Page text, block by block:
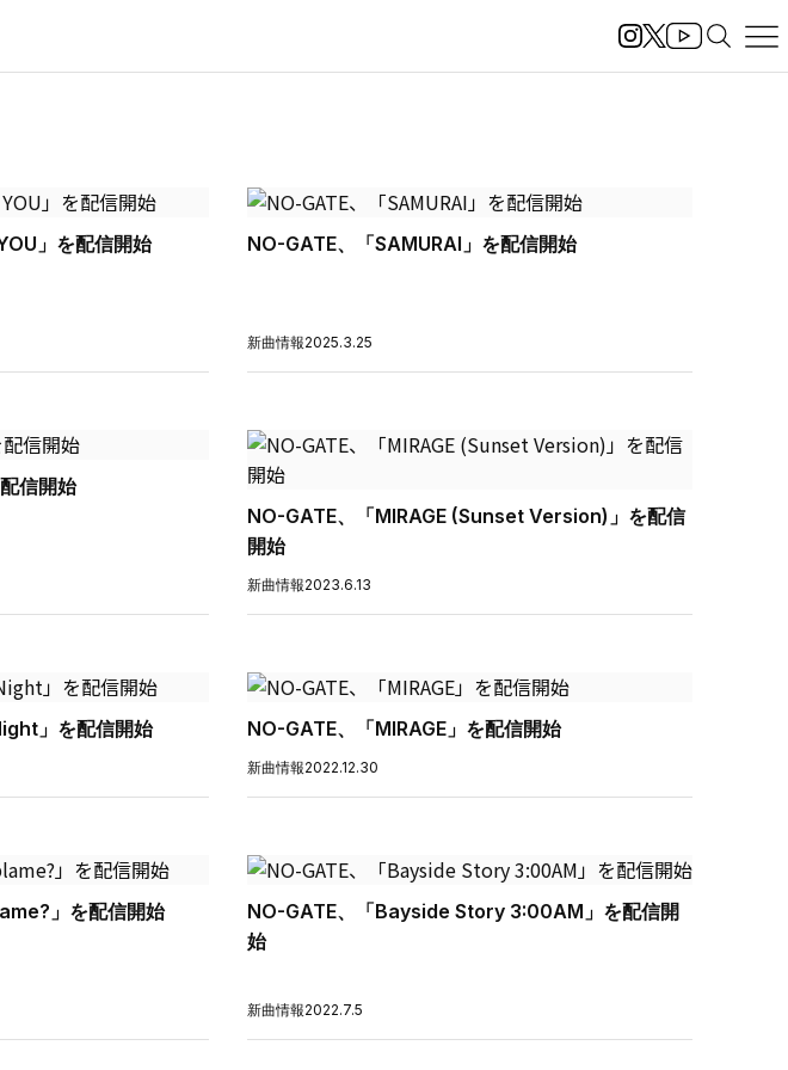
」を配信開始 NO-GATE、「SAMURAI」を配信開始
新曲情報2025.3.25
信開始
NO-GATE、「MIRAGE (Sunset Version)」を配信
開始
新曲情報2023.6.13
」を配信開始 NO-GATE、「MIRAGE」を配信開始
新曲情報2022.12.30
」を配信開始
NO-GATE、「Bayside Story 3:00AM」を配信開
始
新曲情報2022.7.5